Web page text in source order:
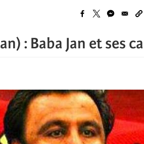
: Baba Jan et ses